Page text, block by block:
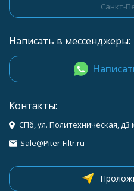
Санкт-
Написать в мессенджеры:
Контакты:
СПб, ул. Политехническая, д3
Sale@Piter-Filtr.ru